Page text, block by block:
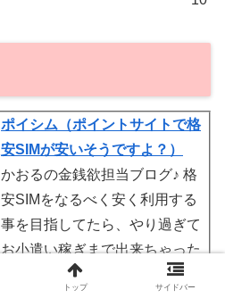
ポイシム（ポイントサイトで格
安SIMが安いそうですよ？）
かおるの金銭欲担当ブログ♪ 格
安SIMをなるべく安く利用する
事を目指してたら、やり過ぎて
お小遣い稼ぎまで出来ちゃった
からそれを紹介してます。 たく
トップ サイドバー